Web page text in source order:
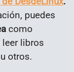
puedes
como
leer libros
otros.